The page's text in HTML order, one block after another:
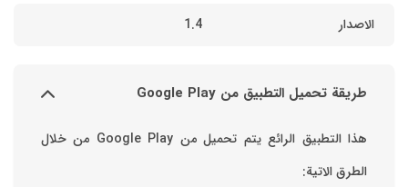
الاصدار 1.4
طريقة تحميل التطبيق من Google Play
هذا التطبيق الرائع يتم تحميل من Google Play من خلال
الطرق الاتية: